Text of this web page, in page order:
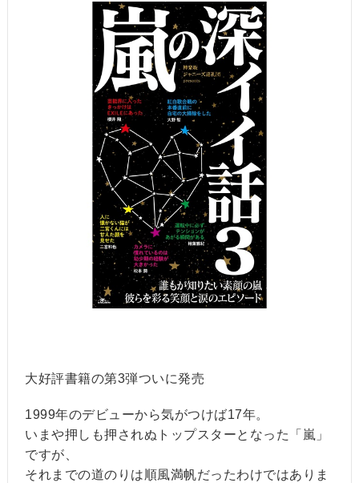
大好評書籍の第3弾ついに発売
1999年のデビューから気がつけば17年。
いまや押しも押されぬトップスターとなった「嵐」
ですが、
それまでの道のりは順風満帆だったわけではありま